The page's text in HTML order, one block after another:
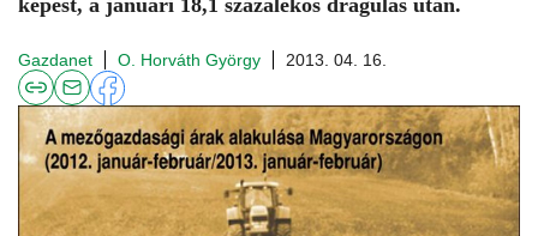
képest, a januári 18,1 százalékos drágulás után.
Gazdanet O. Horváth György 2013. 04. 16.